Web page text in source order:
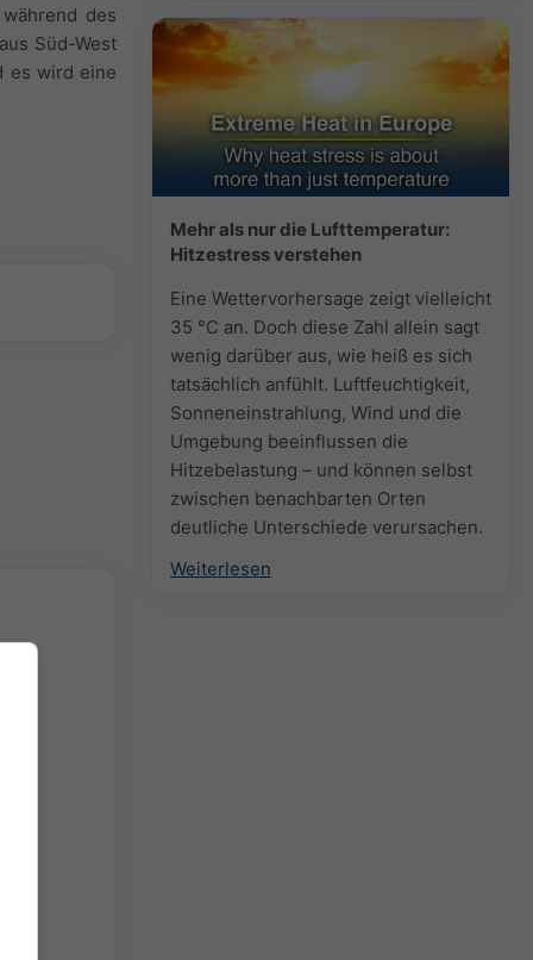
Mehr als nur die Lufttemperatur:
Hitzestress verstehen
Eine Wettervorhersage zeigt vielleicht
35 °C an. Doch diese Zahl allein sagt
wenig darüber aus, wie heiß es sich
tatsächlich anfühlt. Luftfeuchtigkeit,
Sonneneinstrahlung, Wind und die
Umgebung beeinflussen die
Hitzebelastung – und können selbst
zwischen benachbarten Orten
deutliche Unterschiede verursachen.
Weiterlesen
des
Süd-West
es wird eine